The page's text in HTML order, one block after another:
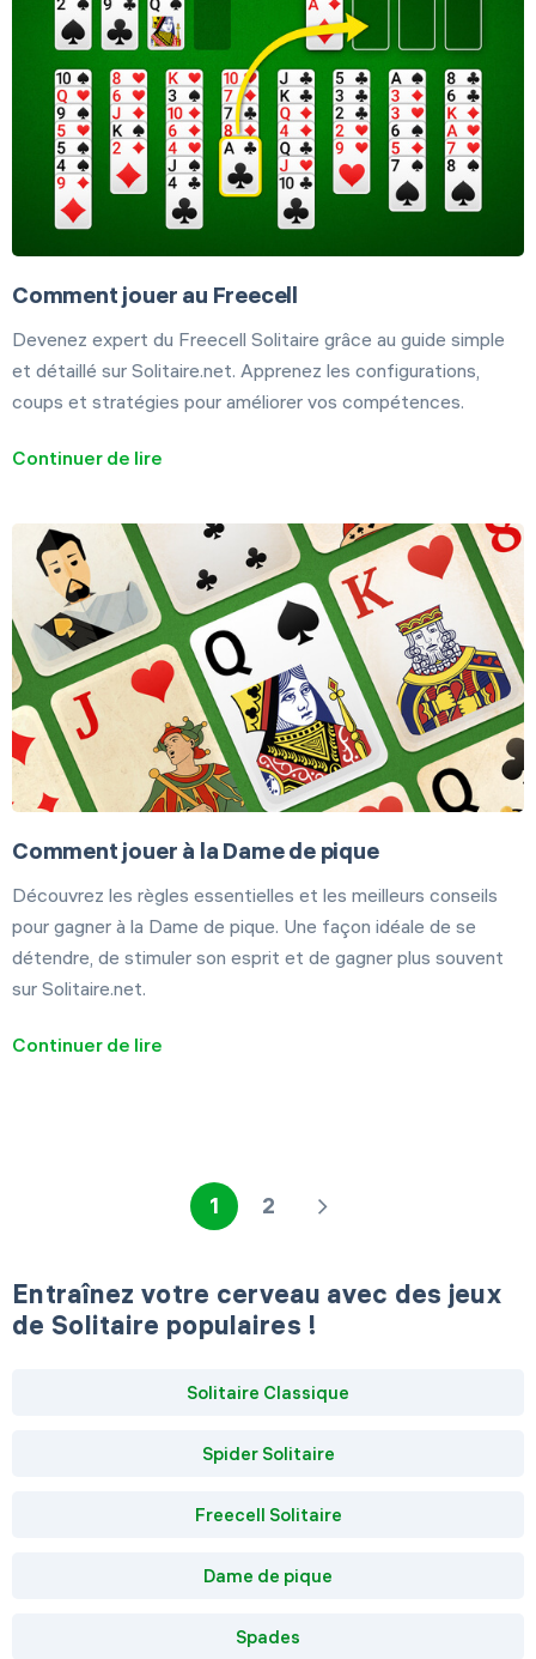
Comment jouer au Freecell
Devenez expert du Freecell Solitaire grâce au guide simple
et détaillé sur Solitaire.net. Apprenez les configurations,
coups et stratégies pour améliorer vos compétences.
Continuer de lire
Comment jouer à la Dame de pique
Découvrez les règles essentielles et les meilleurs conseils
pour gagner à la Dame de pique. Une façon idéale de se
détendre, de stimuler son esprit et de gagner plus souvent
sur Solitaire.net.
Continuer de lire
1 2
Entraînez votre cerveau avec des jeux
de Solitaire populaires !
Solitaire Classique
Spider Solitaire
Freecell Solitaire
Dame de pique
Spades